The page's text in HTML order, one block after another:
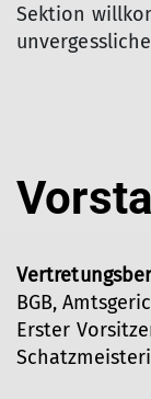
Sektion
BGB,
Erster